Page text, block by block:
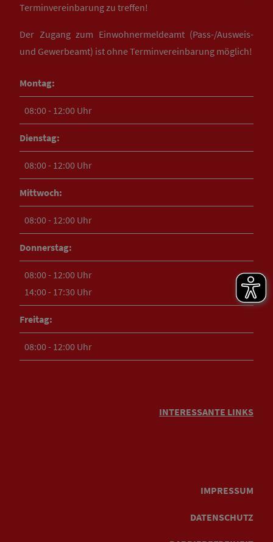
Terminvereinbarung zu treffen!
Der Zugang zum Einwohnermeldeamt (Pass-/Ausweis-
und Gewerbeamt) ist ohne Terminvereinbarung möglich!
Montag:
08:00 - 12:00 Uhr
Dienstag:
08:00 - 12:00 Uhr
Mittwoch:
08:00 - 12:00 Uhr
Donnerstag:
08:00 - 12:00 Uhr
14:00 - 17:30 Uhr
Freitag:
08:00 - 12:00 Uhr
INTERESSANTE LINKS
IMPRESSUM
DATENSCHUTZ